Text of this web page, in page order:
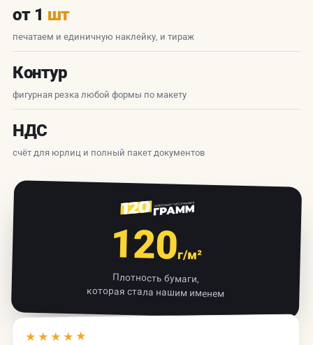
от 1 шт
печатаем и единичную наклейку, и тираж
Контур
фигурная резка любой формы по макету
НДС
счёт для юрлиц и полный пакет документов
120г/м²
Плотность бумаги,
которая стала нашим именем
★★★★★